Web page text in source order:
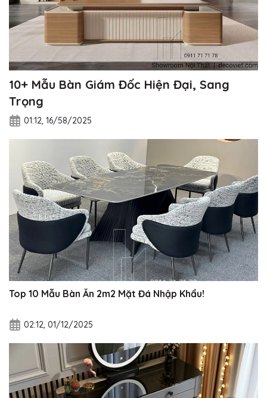
10+ Mẫu Bàn Giám Đốc Hiện Đại, Sang
Trọng
01:12, 16/58/2025
Top 10 Mẫu Bàn Ăn 2m2 Mặt Đá Nhập Khẩu!
02:12, 01/12/2025